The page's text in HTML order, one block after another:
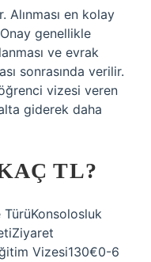
en kolay
genellikle
ve evrak
sonrasında verilir.
vizesi veren
giderek daha
TL?
Vizesi130€0-6